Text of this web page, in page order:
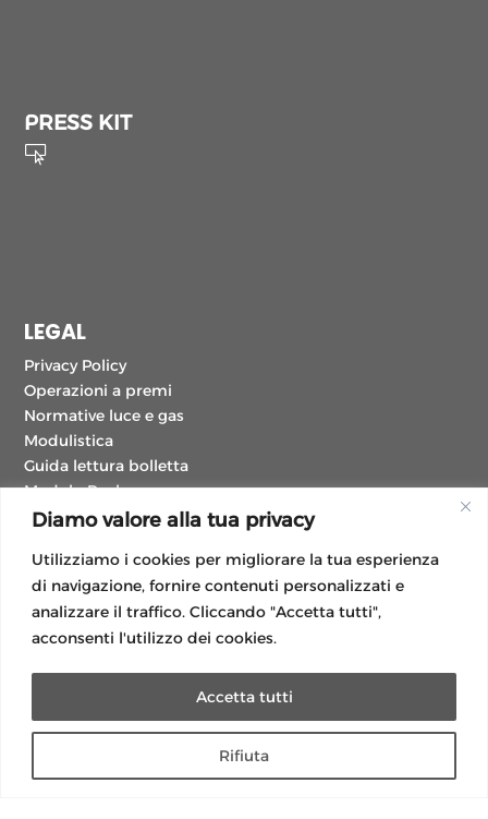
Diamo valore alla tua privacy
Utilizziamo i cookies per migliorare la tua esperienza
di navigazione, fornire contenuti personalizzati e
analizzare il traffico. Cliccando "Accetta tutti",
acconsenti l'utilizzo dei cookies.
Rifiuta
Accetta tutti
PRESS KIT

LEGAL
Privacy Policy
Operazioni a premi
Normative luce e gas
Modulistica
Guida lettura bolletta
Modulo Reclamo
Modulo reclami importi anomali